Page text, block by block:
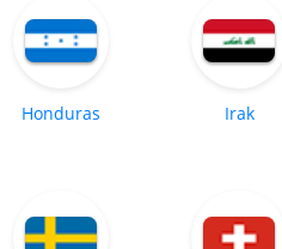
Honduras Irak